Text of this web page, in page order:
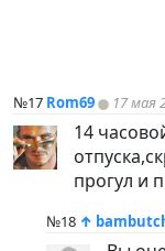
№17 Rom69 17 мая
14
прогул и
№18 ↑